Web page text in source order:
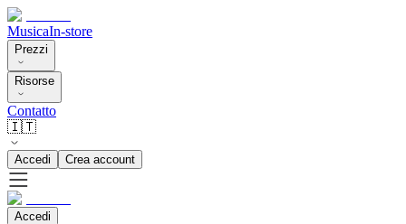
MusicaIn-store
Prezzi
Risorse
Contatto
🇮🇹
Accedi Crea account
Accedi